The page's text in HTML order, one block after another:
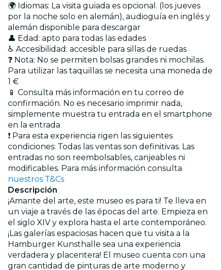
🌍 Idiomas: La visita guiada es opcional. (los jueves
por la noche solo en alemán), audioguía en inglés y
alemán disponible para descargar
👤 Edad: apto para todas las edades
♿ Accesibilidad: accesible para sillas de ruedas
❓ Nota: No se permiten bolsas grandes ni mochilas.
Para utilizar las taquillas se necesita una moneda de
1 €
📱 Consulta más información en tu correo de
confirmación. No es necesario imprimir nada,
simplemente muestra tu entrada en el smartphone
en la entrada
❗ Para esta experiencia rigen las siguientes
condiciones: Todas las ventas son definitivas. Las
entradas no son reembolsables, canjeables ni
modificables. Para más información consulta
nuestros T&Cs
Descripción
¡Amante del arte, este museo es para ti! Te lleva en
un viaje a través de las épocas del arte. Empieza en
el siglo XIV y explora hasta el arte contemporáneo.
¡Las galerías espaciosas hacen que tu visita a la
Hamburger Kunsthalle sea una experiencia
verdadera y placentera! El museo cuenta con una
gran cantidad de pinturas de arte moderno y